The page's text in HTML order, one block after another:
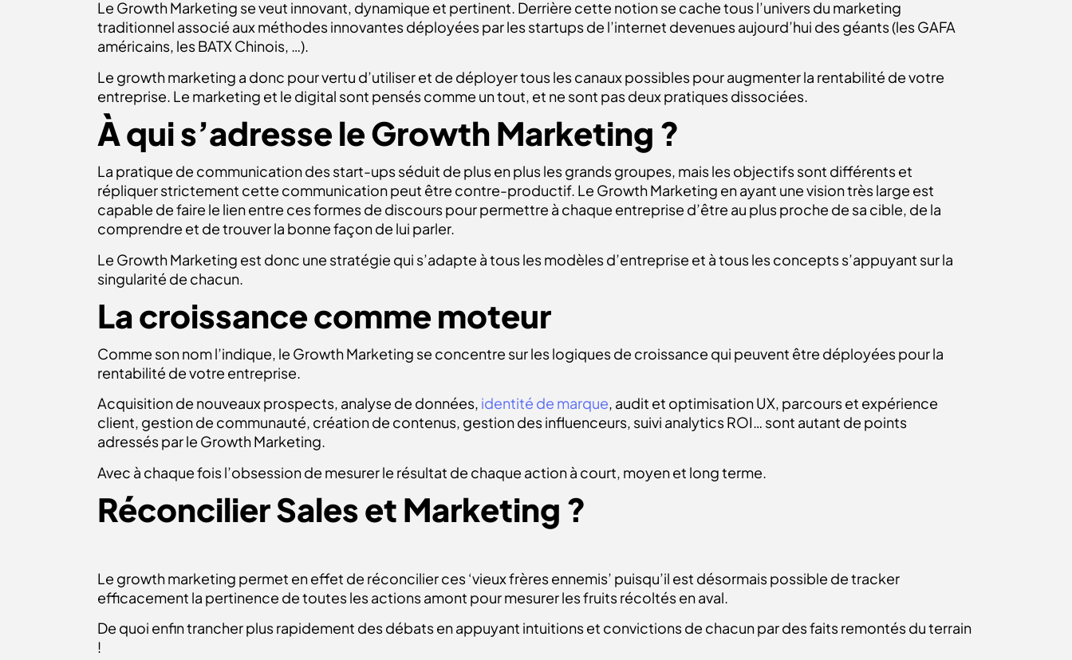
Le Growth Marketing se veut innovant, dynamique et pertinent. Derrière cette notion se cache tous l’univers du marketing
traditionnel associé aux méthodes innovantes déployées par les startups de l’internet devenues aujourd’hui des géants (les GAFA
américains, les BATX Chinois, …).
Le growth marketing a donc pour vertu d’utiliser et de déployer tous les canaux possibles pour augmenter la rentabilité de votre
entreprise. Le marketing et le digital sont pensés comme un tout, et ne sont pas deux pratiques dissociées.
À qui s’adresse le Growth Marketing ?
La pratique de communication des start-ups séduit de plus en plus les grands groupes, mais les objectifs sont différents et
répliquer strictement cette communication peut être contre-productif. Le Growth Marketing en ayant une vision très large est
capable de faire le lien entre ces formes de discours pour permettre à chaque entreprise d’être au plus proche de sa cible, de la
comprendre et de trouver la bonne façon de lui parler.
Le Growth Marketing est donc une stratégie qui s’adapte à tous les modèles d’entreprise et à tous les concepts s’appuyant sur la
singularité de chacun.
La croissance comme moteur
Comme son nom l’indique, le Growth Marketing se concentre sur les logiques de croissance qui peuvent être déployées pour la
rentabilité de votre entreprise.
Acquisition de nouveaux prospects, analyse de données, identité de marque, audit et optimisation UX, parcours et expérience
client, gestion de communauté, création de contenus, gestion des influenceurs, suivi analytics ROI… sont autant de points
adressés par le Growth Marketing.
Avec à chaque fois l’obsession de mesurer le résultat de chaque action à court, moyen et long terme.
Réconcilier Sales et Marketing ?
Le growth marketing permet en effet de réconcilier ces ‘vieux frères ennemis’ puisqu’il est désormais possible de tracker
efficacement la pertinence de toutes les actions amont pour mesurer les fruits récoltés en aval.
De quoi enfin trancher plus rapidement des débats en appuyant intuitions et convictions de chacun par des faits remontés du terrain
!